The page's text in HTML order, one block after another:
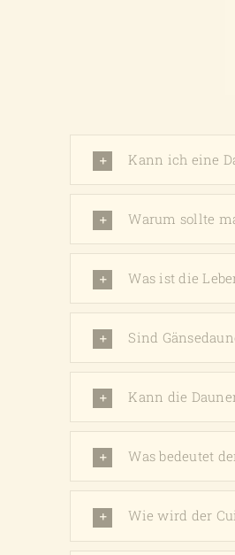
Kann ich eine
Warum sollte
Was ist die
Sind
Kann die
Was bedeutet
Wie wird der